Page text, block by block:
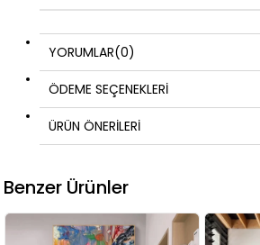
YORUMLAR(0)
ÖDEME SEÇENEKLERI
ÜRÜN ÖNERILERI
Benzer Ürünler